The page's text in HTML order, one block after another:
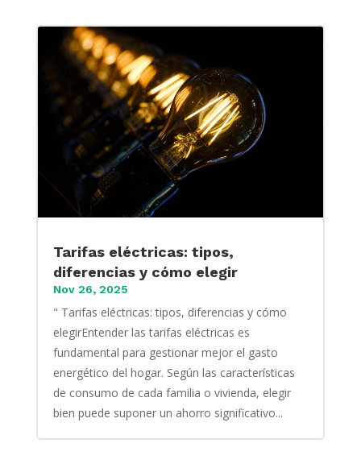
Tarifas eléctricas: tipos,
diferencias y cómo elegir
Nov 26, 2025
" Tarifas eléctricas: tipos, diferencias y cómo
elegirEntender las tarifas eléctricas es
fundamental para gestionar mejor el gasto
energético del hogar. Según las características
de consumo de cada familia o vivienda, elegir
bien puede suponer un ahorro significativo...